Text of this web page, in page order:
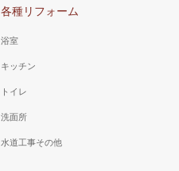
各種リフォーム
浴室
キッチン
トイレ
洗面所
水道工事その他